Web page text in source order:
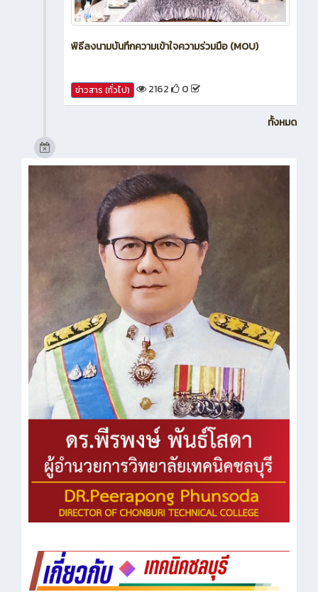
พิธีลงนามบันทึกความเข้าใจความร่วมมือ (MOU)
ข่าวสาร (ทั่วไป) 2162 0
ทั้งหมด